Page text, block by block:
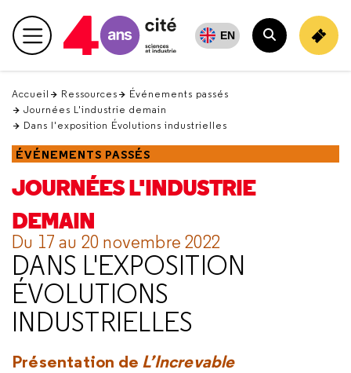
en
haut Menu principal EN
Rechercher
Accueil Ressources
Événements passés
Journées L'industrie demain
Dans l'exposition Évolutions industrielles
ÉVÉNEMENTS PASSÉS
JOURNÉES L'INDUSTRIE
DEMAIN
Du 17 au 20 novembre 2022
DANS L'EXPOSITION
ÉVOLUTIONS
INDUSTRIELLES
Présentation de L’Increvable